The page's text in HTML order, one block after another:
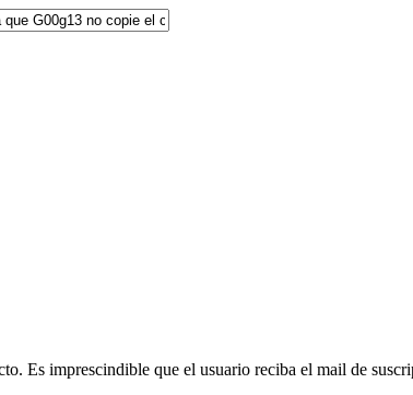
Es imprescindible que el usuario reciba el mail de